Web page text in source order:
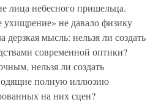
лица небесного пришельца.
ухищрение» не давало физику
мысль: нельзя ли создать
современной оптики?
нельзя ли создать
полную иллюзию
на них сцен?